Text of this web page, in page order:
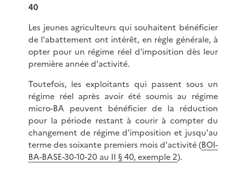
40
Les jeunes agriculteurs qui souhaitent bénéficier
de l'abattement ont intérêt, en règle générale, à
opter pour un régime réel d'imposition dès leur
première année d'activité.
Toutefois, les exploitants qui passent sous un
régime réel après avoir été soumis au régime
micro-BA peuvent bénéficier de la réduction
pour la période restant à courir à compter du
changement de régime d'imposition et jusqu'au
terme des soixante premiers mois d'activité (BOI-
BA-BASE-30-10-20 au II § 40, exemple 2).